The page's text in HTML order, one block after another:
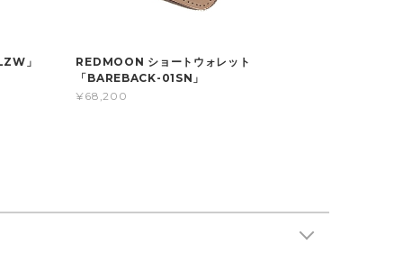
」
REDMOON ショートウォレット
「BAREBACK-01SN」
¥68,200